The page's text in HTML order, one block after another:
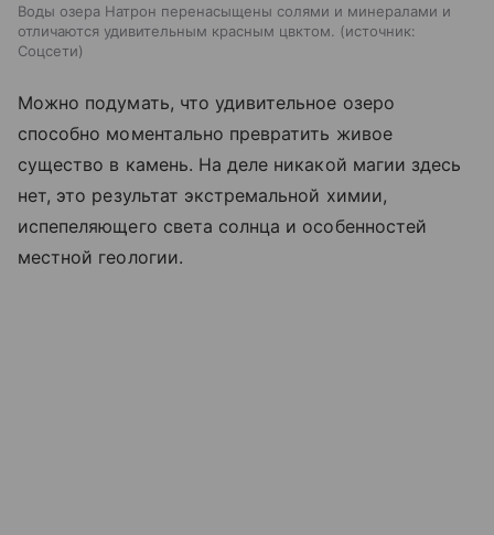
Воды озера Натрон перенасыщены солями и минералами и
отличаются удивительным красным цвктом.
источник:
Соцсети
Можно подумать, что удивительное озеро
способно моментально превратить живое
существо в камень. На деле никакой магии здесь
нет, это результат экстремальной химии,
испепеляющего света солнца и особенностей
местной геологии.